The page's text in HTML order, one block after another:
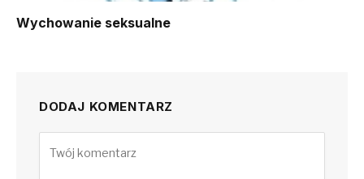
Wychowanie seksualne
DODAJ KOMENTARZ